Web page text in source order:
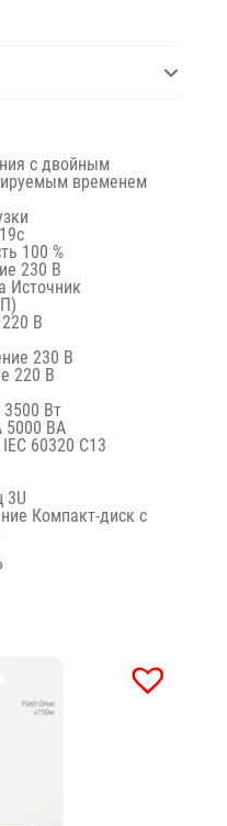
с двойным
временем
100 %
230 В
Источник
В
230 В
220 В
Вт
5000 ВА
60320 C13
3U
Компакт-диск с